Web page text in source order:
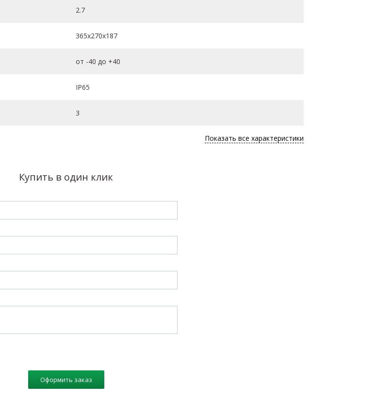
2.7
365x270х187
от -40 до +40
IP65
3
Показать все характеристики
Купить в один клик
Оформить заказ